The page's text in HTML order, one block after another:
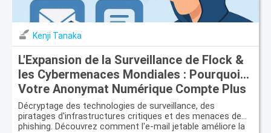
Kenji Tanaka
L'Expansion de la Surveillance de Flock &
les Cybermenaces Mondiales : Pourquoi
Votre Anonymat Numérique Compte Plus
Que Jamais
Décryptage des technologies de surveillance, des
piratages d'infrastructures critiques et des menaces de
phishing. Découvrez comment l'e-mail jetable améliore la